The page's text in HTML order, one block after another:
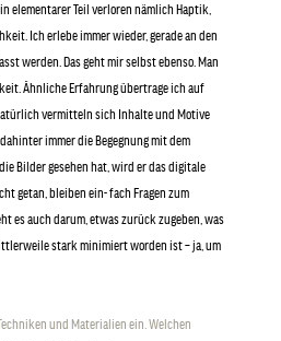
elementarer Teil verloren nämlich Haptik,
Ich erlebe immer wieder, gerade an den
werden. Das geht mir selbst ebenso. Man
Ähnliche Erfahrung übertrage ich auf
vermitteln sich Inhalte und Motive
immer die Begegnung mit dem
Bilder gesehen hat, wird er das digitale
getan, bleiben ein- fach Fragen zum
es auch darum, etwas zurück zugeben, was
stark minimiert worden ist – ja, um
und Materialien ein. Welchen